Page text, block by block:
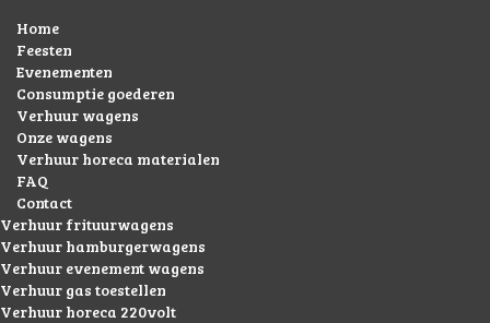
Home
Feesten
Evenementen
Consumptie goederen
Verhuur wagens
Onze wagens
Verhuur horeca materialen
FAQ
Contact
Verhuur frituurwagens
Verhuur hamburgerwagens
Verhuur evenement wagens
Verhuur gas toestellen
Verhuur horeca 220volt